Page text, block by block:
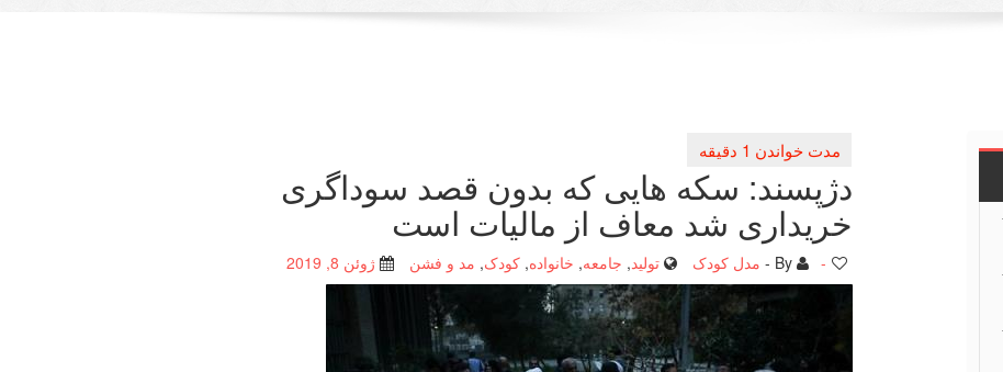
دژپسند: سكه هایی كه بدون قصد سوداگری
خریداری شد معاف از مالیات است
مدل کودک تولید, جامعه, خانواده, کودک, مد و فشن ژوئن 8, 2019 -